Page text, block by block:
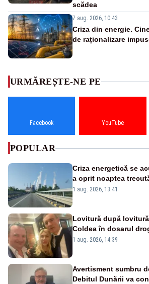
scădea
7 aug. 2026, 10:43
Criza din energie.
de raționalizare
URMĂREȘTE-NE PE
Facebook YouTube
POPULAR
Criza energetică se
a oprit noaptea
de la Rovinari
1 aug. 2026, 13:41
Lovitură după
Coldea în dosarul
Păcuraru explică
1 aug. 2026, 14:39
Avertisment sumbru
Debitul Dunării va